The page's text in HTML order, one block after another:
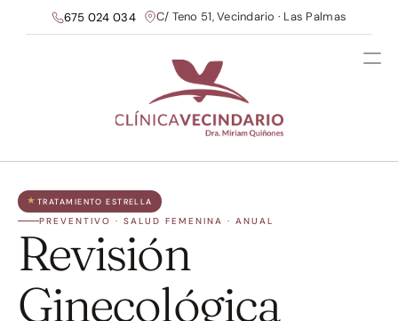
675 024 034 C/ Teno 51, Vecindario · Las Palmas
★ TRATAMIENTO ESTRELLA
PREVENTIVO · SALUD FEMENINA · ANUAL
Revisión
Ginecológica